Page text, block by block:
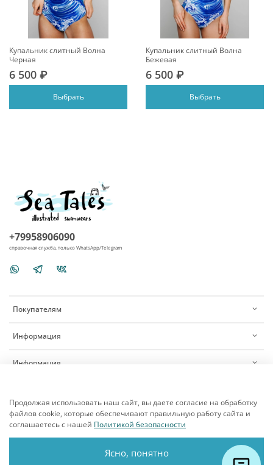
Купальник слитный Волна
Черная
6 500 ₽
Выбрать
Купальник слитный Волна
Бежевая
6 500 ₽
Выбрать
Покупателям
Информация
Информация
+79958906090
справочная служба, только WhatsApp/Telegram
© 2020 Любое использование контента без письменного разрешения
Продолжая использовать наш сайт, вы даете согласие на обработку
файлов cookie, которые обеспечивают правильную работу сайта и
соглашаетесь с нашей Политикой безопасности
Ясно, понятно